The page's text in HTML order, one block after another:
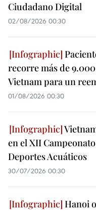
Ciudadano Digital
02/08/2026 00:30
recorre más de
Vietnam para un
01/08/2026 00:30
en el XII
Deportes Acuáticos
30/07/2026 00:30
Hanoi